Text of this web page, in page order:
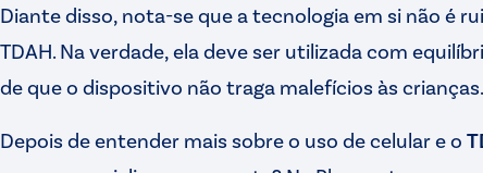
Diante disso, nota-se que a tecnologia em si não é
TDAH. Na verdade, ela deve ser utilizada com
de que o dispositivo não traga malefícios às crianças.
Depois de entender mais sobre o uso de celular e o